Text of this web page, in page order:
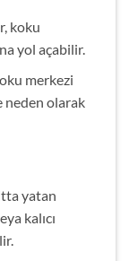
koku
yol açabilir.
merkezi
olarak
yatan
kalıcı